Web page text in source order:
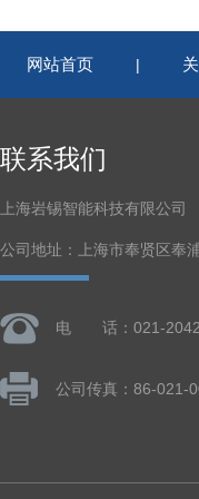
网站首页 |
联系我们
上海岩锡智能科技有限公司
公司地址：上海市奉贤区奉
电 话：021-
公司传真：86-021-